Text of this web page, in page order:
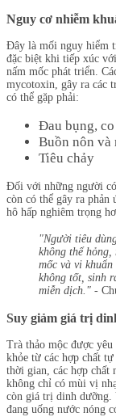
Nguy cơ nhiễm
Đây là mối nguy hiểm
đặc biệt khi tiếp xúc
nấm mốc phát triển.
mycotoxin, gây ra các
có thể gặp phải:
Đau bụng,
Buồn nôn và
Tiêu chảy
Đối với những người có
còn có thể gây ra phản
hô hấp nghiêm trọng
"Người tiêu
không thể
mốc và vi
không tốt, sinh
miễn dịch." -
Suy giảm giá trị
Trà thảo mộc được
khỏe từ các hợp chất
thời gian, các hợp chất
không chỉ có mùi vị
còn giá trị dinh dưỡng.
đang uống nước nóng